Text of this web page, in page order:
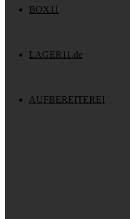
BOX11
LAGER11.de
AUFBEREITEREI